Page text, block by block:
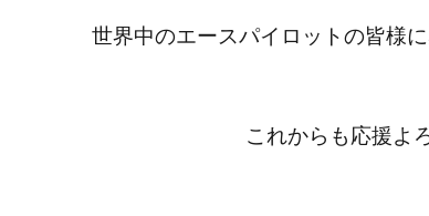
世界中のエースパイロットの皆様
これからも応援よ